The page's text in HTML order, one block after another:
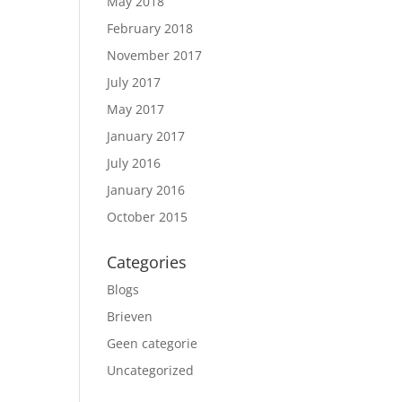
February 2018
November 2017
July 2017
May 2017
January 2017
July 2016
January 2016
October 2015
Categories
Blogs
Brieven
Geen categorie
Uncategorized